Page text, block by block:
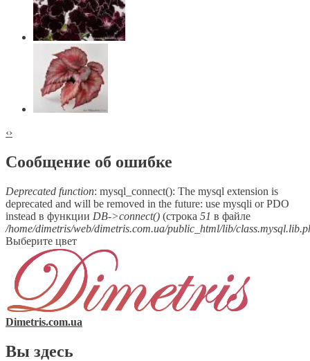
‹›
Сообщение об ошибке
Deprecated function: mysql_connect(): The mysql extension is
deprecated and will be removed in the future: use mysqli or PDO
instead в функции DB->connect() (строка 51 в файле
/home/dimetris/web/dimetris.com.ua/public_html/lib/
Выберите цвет
Dimetris.com.ua
Вы здесь